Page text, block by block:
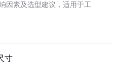
因素及选型建议，适用于工
寸